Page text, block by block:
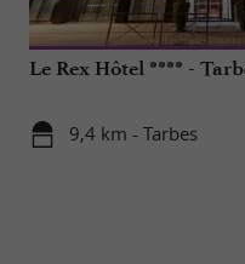
Le Rex Hôtel **** -
9,4 km - Tarbes